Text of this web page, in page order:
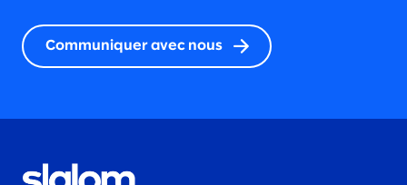
Communiquer avec nous